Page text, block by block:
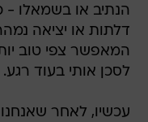
הנתיב או בשמאלו -
דלתות או יציאה
המאפשר צפי טוב
לסכן אותי בעוד רגע.
עכשיו, לאחר